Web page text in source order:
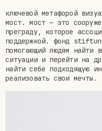
ключевой метафорой
мост. мост — это
преграду, которое
поддержкой. фонд
помогающий людям найти
ситуации и перейти на
найти себе подходящую
реализовать свои мечты.